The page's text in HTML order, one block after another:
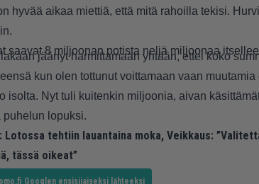
hyvää aikaa miettiä, että mitä rahoilla tekisi.
saavat 8 miljoonan potista neljä miljoonaa
jäänyt harmittamaan yhtään, ettei koko
kun olen tottunut voittamaan vaan
isolta. Nyt tuli kuitenkin miljoonia, aivan
puhelun lopuksi.
Lotossa tehtiin lauantaina moka, Veikkaus:
tässä oikeat”
Googlen ensisijaiseksi lähteeksi